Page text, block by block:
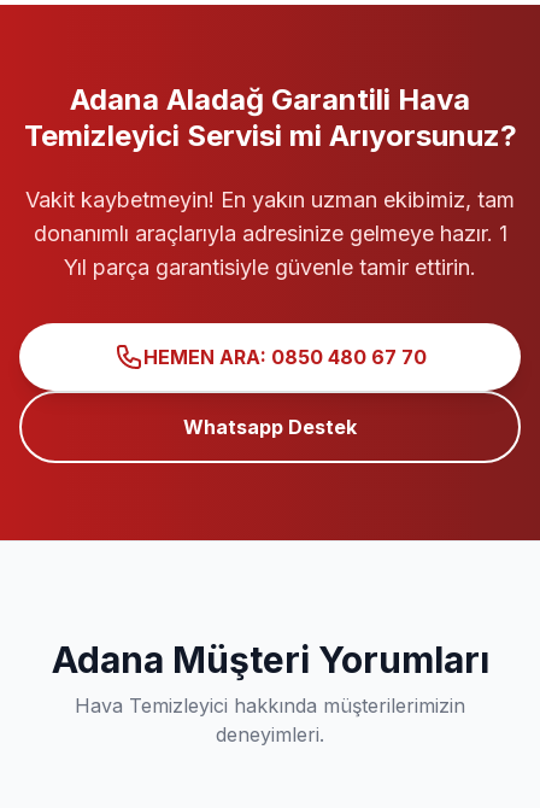
Adana Aladağ Garantili Hava
Temizleyici Servisi mi Arıyorsunuz?
Vakit kaybetmeyin! En yakın uzman ekibimiz, tam
donanımlı araçlarıyla adresinize gelmeye hazır. 1
Yıl parça garantisiyle güvenle tamir ettirin.
HEMEN ARA: 0850 480 67 70
Whatsapp Destek
Adana Müşteri Yorumları
Hava Temizleyici hakkında müşterilerimizin
deneyimleri.